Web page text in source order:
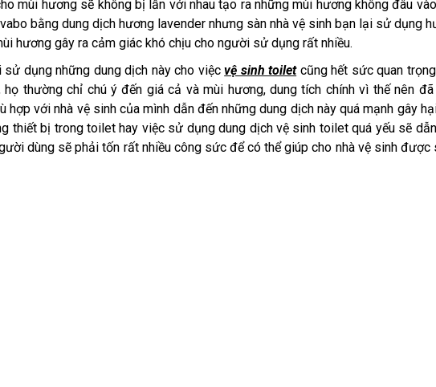
mùi hương sẽ không bị lẫn với nhau tạo ra những mùi hương không đâu
bằng dung dịch hương lavender nhưng sàn nhà vệ sinh bạn lại sử dụng
hương gây ra cảm giác khó chịu cho người sử dụng rất nhiều.
dụng những dung dịch này cho việcvệ sinh toiletcũng hết sức quan
thường chỉ chú ý đến giá cả và mùi hương, dung tích chính vì thế nên đã
với nhà vệ sinh của mình dẫn đến những dung dịch này quá mạnh gây
thiết bị trong toilet hay việc sử dụng dung dịch vệ sinh toilet quá yếu sẽ
dùng sẽ phải tốn rất nhiều công sức để có thể giúp cho nhà vệ sinh được